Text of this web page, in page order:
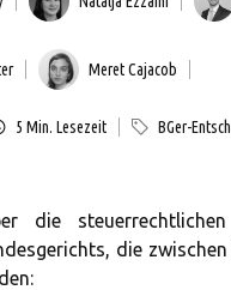
Meret Cajacob
5 Min. Lesezeit BGer-
die
die